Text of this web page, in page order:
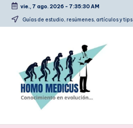
Saltar
vie., 7 ago. 2026 - 7:35:31 AM
Guías de estudio, resúmenes, artículos y tips